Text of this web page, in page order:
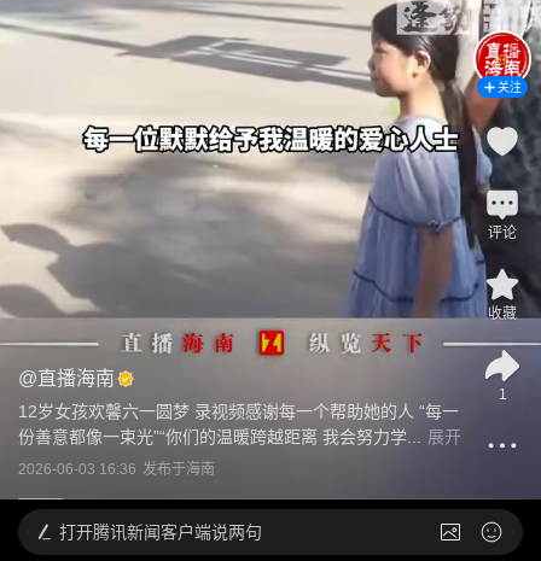
@直播海南
12岁女孩欢馨六一圆梦 录视频感谢每一个帮助她的人 “每一
份善意都像一束光”“你们的温暖跨越距离 我会努力学...
展开
2026-06-03 16:36 发布于海南
关注
评论
收藏
1
打开腾讯新闻客户端说两句